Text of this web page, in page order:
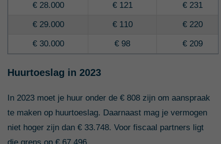
€ 28.000 € 121 € 231
€ 29.000 € 110 € 220
€ 30.000 € 98 € 209
€ 33.000 € 64 € 175
€ 34.000 € 163
€ 35.000
Huurtoeslag in 2023
In 2023 moet je huur onder de € 808 zijn om aanspraak
te maken op huurtoeslag. Daarnaast mag je vermogen
niet hoger zijn dan € 33.748. Voor fiscaal partners ligt